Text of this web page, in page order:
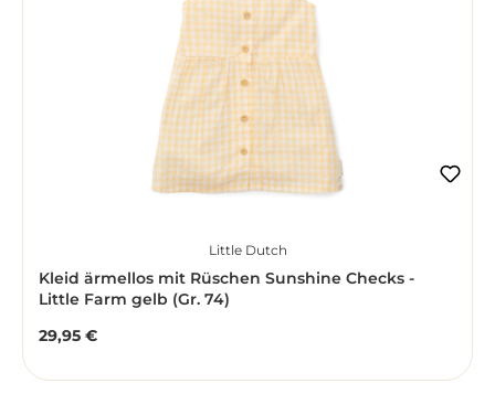
Little Dutch
Kleid ärmellos mit Rüschen Sunshine Checks -
Little Farm gelb (Gr. 74)
Regulärer Preis:
29,95 €